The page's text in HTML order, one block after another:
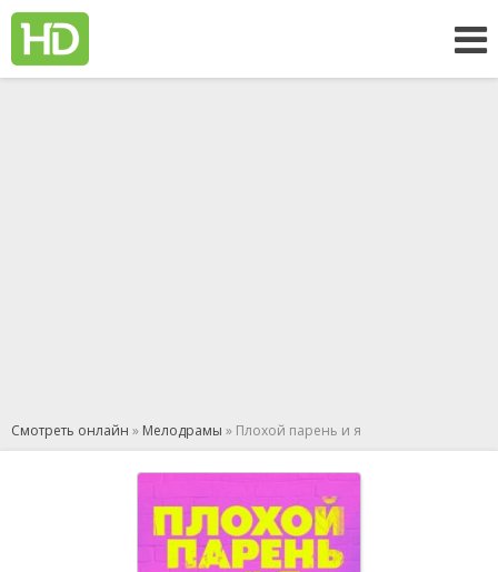
Смотреть онлайн » Мелодрамы » Плохой парень и я